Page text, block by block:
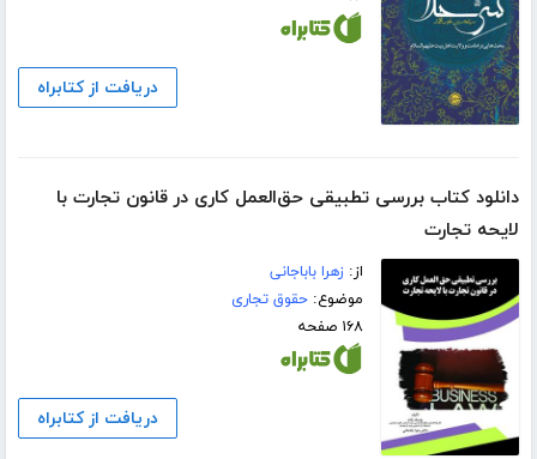
دریافت از کتابراه
دانلود کتاب بررسی تطبیقی حق‌العمل کاری در قانون تجارت با
لایحه تجارت
از:زهرا باباجانی
موضوع:حقوق تجاری
۱۶۸ صفحه
دریافت از کتابراه